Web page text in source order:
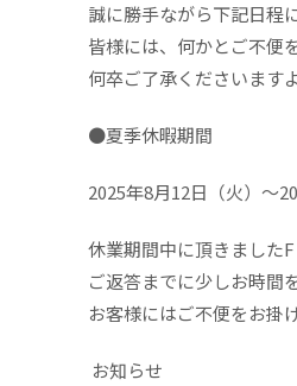
誠に勝手ながら下記日程
皆様には、何かとご不便
何卒ご了承くださいます
●夏季休暇期間
2025年8月12日（火）～
休業期間中に頂きました
ご返答までに少しお時間
お客様にはご不便をお掛
お知らせ